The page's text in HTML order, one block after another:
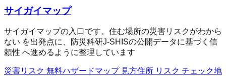
サイガイマップ
サイガイマップの入口です。住む場所の災害リスクがわから
ない を出発点に、防災科研J-SHISの公開データに基づく信
頼性 へ進めるように整理しています
災害リスク 無料ハザードマップ 見方住所 リスク チェック地